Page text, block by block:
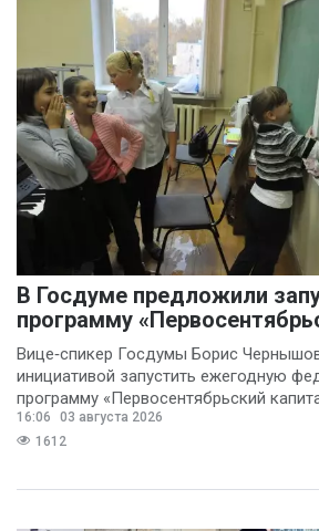
В Госдуме предложили
программу
Вице‑спикер Госдумы Борис
инициативой запустить ежегодную
программу «Первосентябрьский
предполагает
16:06
03 августа 2026
1612